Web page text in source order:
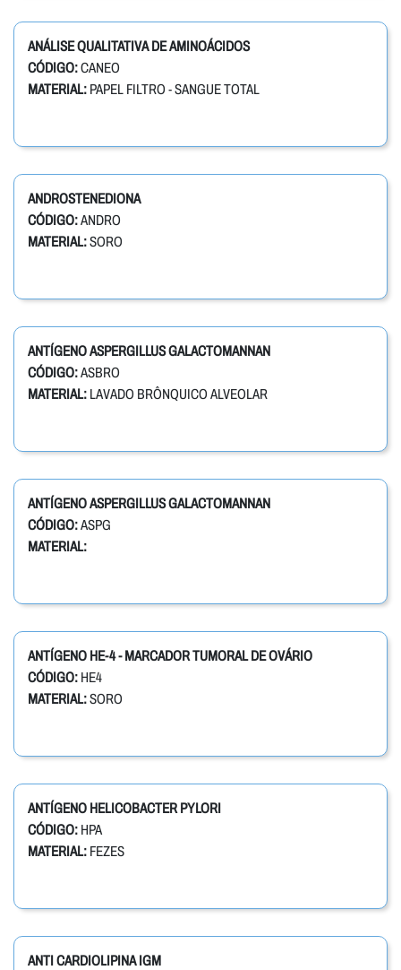
ANÁLISE QUALITATIVA DE AMINOÁCIDOS
CÓDIGO:CANEO
MATERIAL: PAPEL FILTRO - SANGUE TOTAL
ANDROSTENEDIONA
CÓDIGO:ANDRO
MATERIAL:SORO
ANTÍGENO ASPERGILLUS GALACTOMANNAN
CÓDIGO:ASBRO
MATERIAL: LAVADO BRÔNQUICO ALVEOLAR
ANTÍGENO ASPERGILLUS GALACTOMANNAN
CÓDIGO:ASPG
MATERIAL:
ANTÍGENO HE-4 - MARCADOR TUMORAL DE OVÁRIO
CÓDIGO: HE4
MATERIAL:SORO
ANTÍGENO HELICOBACTER PYLORI
CÓDIGO: HPA
MATERIAL: FEZES
ANTI CARDIOLIPINA IGM